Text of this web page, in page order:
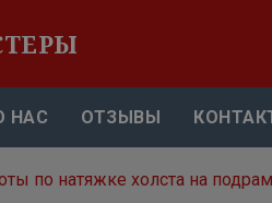
НАС ОТЗЫВЫ
по натяжке холста на